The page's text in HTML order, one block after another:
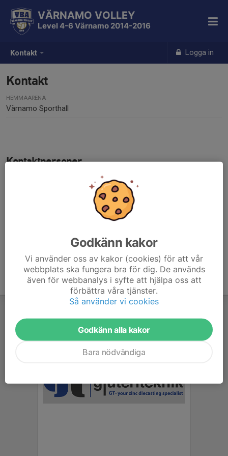
Kontakt Logga in
VÄRNAMO VOLLEY
Level 4-6 Värnamo 2014-2016
Kontakt
HEMMAARENA
Värnamo Sporthall
Kontaktpersoner
Anna Lundborg Danås
annadanas@gmail.com
Godkänn kakor
Vi använder oss av kakor (cookies) för att vår
webbplats ska fungera bra för dig. De används
även för webbanalys i syfte att hjälpa oss att
förbättra våra tjänster.
Så använder vi cookies
Godkänn alla kakor
Bara nödvändiga